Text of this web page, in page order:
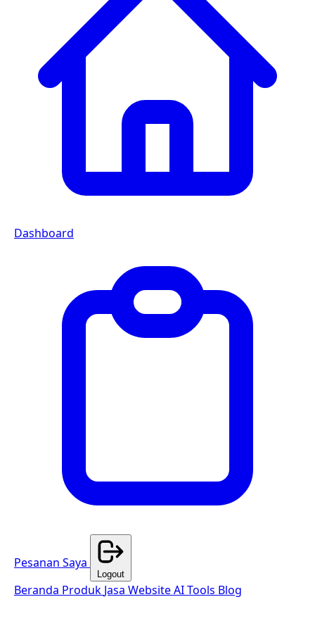
Dashboard
Pesanan Saya
Logout
Beranda Produk Jasa WebsiteAI Tools Blog